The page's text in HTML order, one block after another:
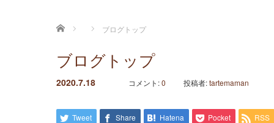
ホーム ブログトップ
ブログトップ
2020.7.18 コメント:0 投稿者:tartemaman
Tweet Share Hatena Pocket RSS